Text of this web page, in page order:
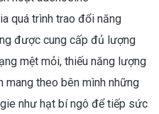
quá trình trao đổi năng
được cung cấp đủ lượng
mệt mỏi, thiếu năng lượng
mang theo bên mình những
như hạt bí ngô để tiếp sức